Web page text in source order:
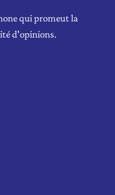
qui promeut la
d'opinions.